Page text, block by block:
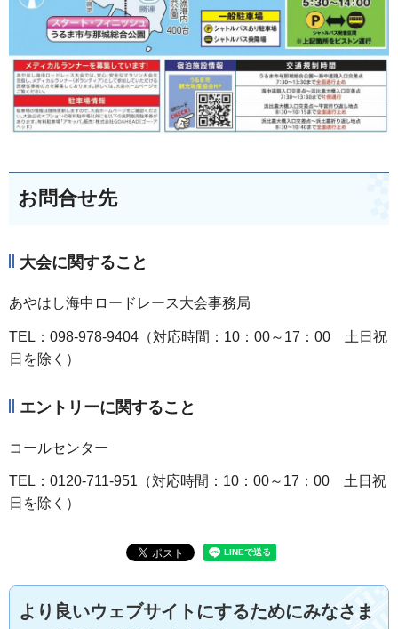
お問合せ先
大会に関すること
あやはし海中ロードレース大会事務局
TEL：098-978-9404（対応時間：10：00～17：00 土日祝
日を除く）
エントリーに関すること
コールセンター
TEL：0120-711-951（対応時間：10：00～17：00 土日祝
日を除く）
より良いウェブサイトにするためにみなさま